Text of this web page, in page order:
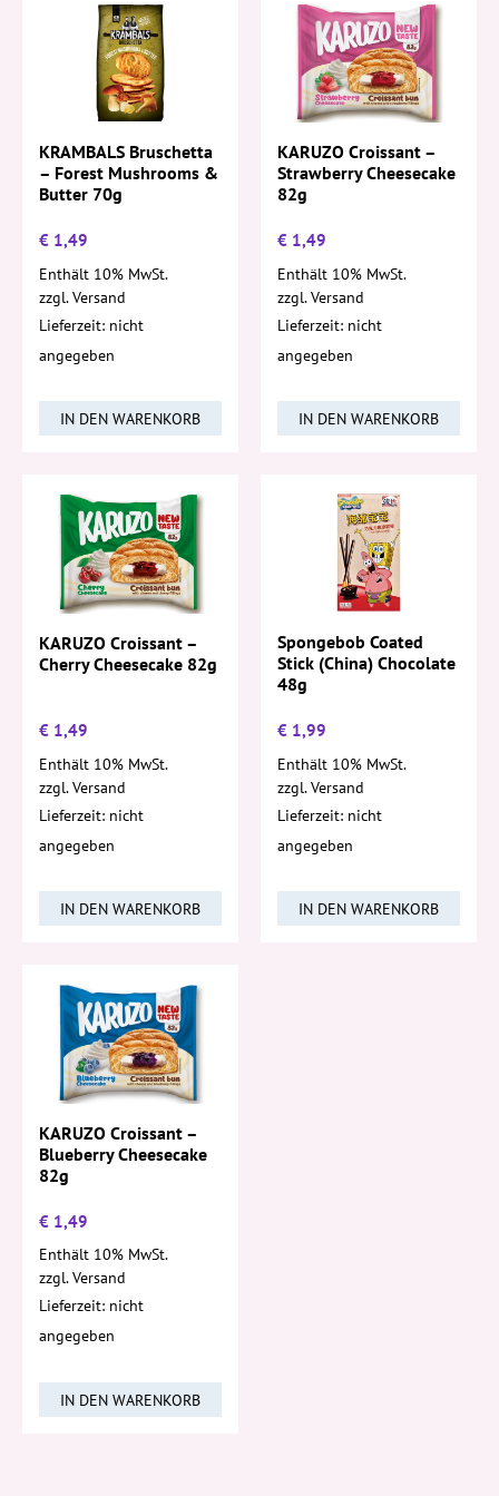
KRAMBALS Bruschetta
– Forest Mushrooms &
Butter 70g
€ 1,49
Enthält 10% MwSt.
zzgl.Versand
Lieferzeit: nicht
angegeben
IN DEN WARENKORB
KARUZO Croissant –
Strawberry Cheesecake
82g
€ 1,49
Enthält 10% MwSt.
zzgl.Versand
Lieferzeit: nicht
angegeben
IN DEN WARENKORB
KARUZO Croissant –
Cherry Cheesecake 82g
€ 1,49
Enthält 10% MwSt.
zzgl.Versand
Lieferzeit: nicht
angegeben
IN DEN WARENKORB
Spongebob Coated
Stick (China) Chocolate
48g
€ 1,99
Enthält 10% MwSt.
zzgl.Versand
Lieferzeit: nicht
angegeben
IN DEN WARENKORB
KARUZO Croissant –
Blueberry Cheesecake
82g
€ 1,49
Enthält 10% MwSt.
zzgl.Versand
Lieferzeit: nicht
angegeben
IN DEN WARENKORB